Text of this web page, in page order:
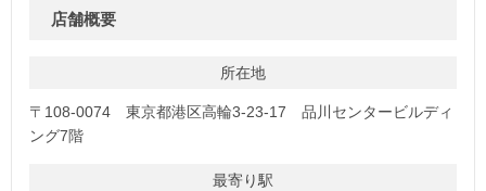
店舗概要
所在地
〒108-0074 東京都港区高輪3-23-17 品川センタービルディ
ング7階
最寄り駅